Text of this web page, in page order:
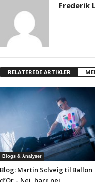
Frederik
RELATEREDE ARTIKLER
Blogs & Analyser
Blog: Martin Solveig til Ballon
d’Or – Nej, bare nej